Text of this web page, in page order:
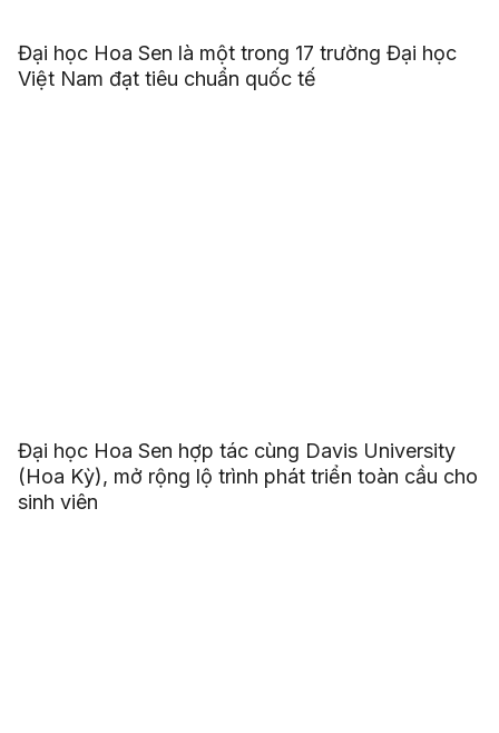
Đại học Hoa Sen là một trong 17 trường Đại học
Việt Nam đạt tiêu chuẩn quốc tế
Đại học Hoa Sen hợp tác cùng Davis University
(Hoa Kỳ), mở rộng lộ trình phát triển toàn cầu cho
sinh viên